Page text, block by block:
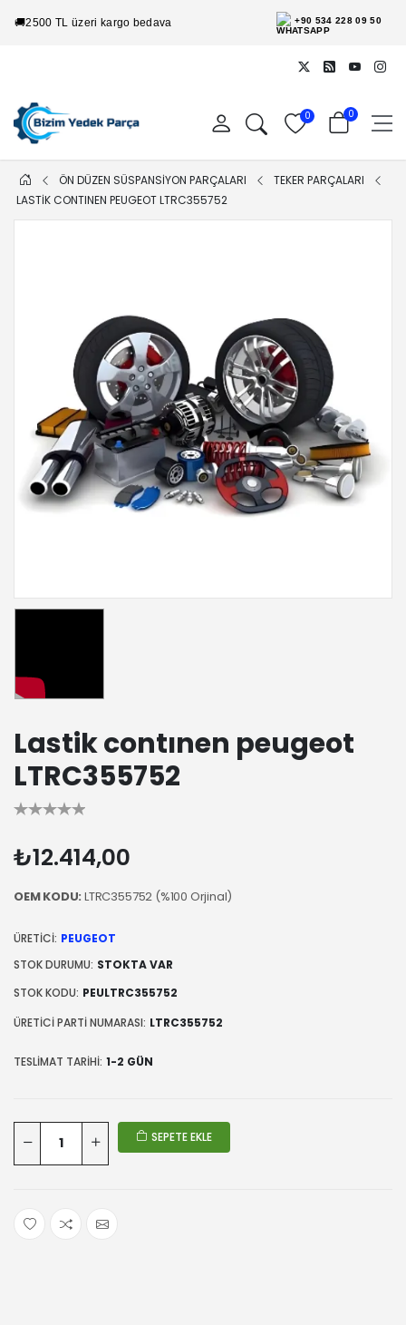
🚚2500 TL üzeri kargo bedava +90 534 228 09 50
0 0
ÖN DÜZEN SÜSPANSİYON PARÇALARI
TEKER PARÇALARI
LASTIK CONTINEN PEUGEOT LTRC355752
Lastik contınen peugeot
LTRC355752
₺12.414,00
OEM KODU:LTRC355752 (%100 Orjinal)
ÜRETICI: PEUGEOT
STOK DURUMU: STOKTA VAR
STOK KODU: PEULTRC355752
ÜRETICI PARTI NUMARASI: LTRC355752
TESLIMAT TARIHI: 1-2 GÜN
SEPETE EKLE